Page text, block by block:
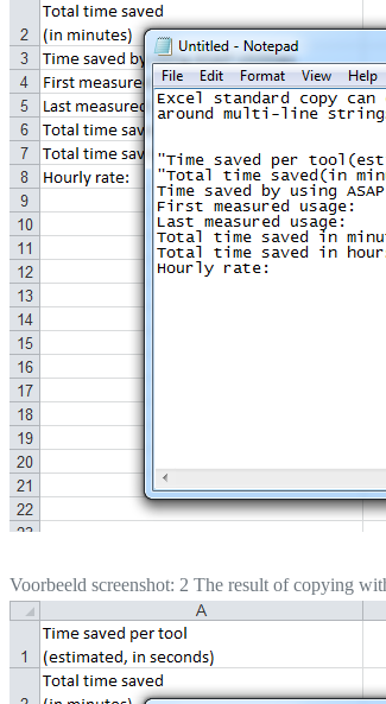
Voorbeeld screenshot: 2 The result of copying